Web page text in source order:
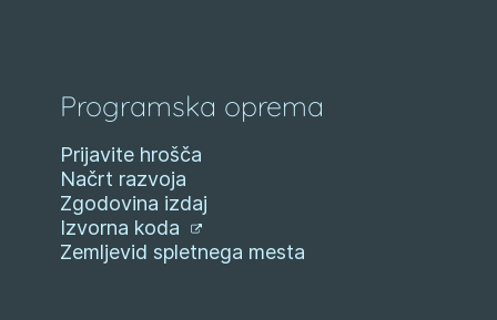
Programska oprema
Prijavite hrošča
Načrt razvoja
Zgodovina izdaj
Izvorna koda
Zemljevid spletnega mesta